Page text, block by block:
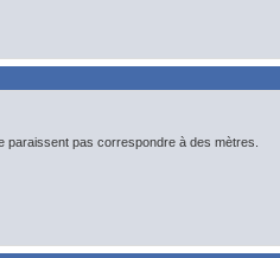
pas correspondre à des mètres.